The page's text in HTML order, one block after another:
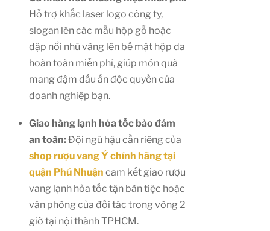
Hỗ trợ khắc laser logo công ty,
slogan lên các mẫu hộp gỗ hoặc
dập nổi nhũ vàng lên bề mặt hộp da
hoàn toàn miễn phí, giúp món quà
mang đậm dấu ấn độc quyền của
doanh nghiệp bạn.
Giao hàng lạnh hỏa tốc bảo đảm
an toàn:Đội ngũ hậu cần riêng của
shop rượu vang Ý chính hãng tại
quận Phú Nhuận cam kết giao rượu
vang lạnh hỏa tốc tận bàn tiệc hoặc
văn phòng của đối tác trong vòng 2
giờ tại nội thành TPHCM.